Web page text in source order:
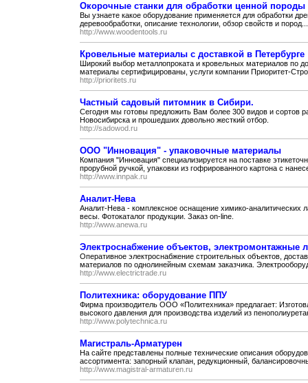
Окорочные станки для обработки ценной
Вы узнаете какое оборудование применяется для обработки
деревообработки, описание технологии, обзор свойств и пород...
http://www.woodentools.ru
Кровельные материалы с доставкой в Петербурге
Широкий выбор металлопроката и кровельных материалов по
материалы сертифицированы, услуги компании Приоритет-
http://prioritets.ru
Частный садовый питомник в Сибири.
Сегодня мы готовы предложить Вам более 300 видов и сортов
Новосибирска и прошедших довольно жесткий отбор.
http://sadowod.ru
ООО "Инновация" - упаковочные материалы
Компания "Инновация" специализируется на поставке
прорубной ручкой, упаковки из гофрированного картона с
http://www.innpak.ru
Аналит-Нева
Аналит-Нева - комплексное оснащение химико-аналитических
весы. Фотокаталог продукции. Заказ on-line.
http://www.anewa.ru
Электроснабжение объектов, электромонтажные
Оперативное электроснабжение строительных объектов,
материалов по однолинейным схемам заказчика.
http://www.electrictrade.ru
Политехника: оборудование ППУ
Фирма производитель ООО «Политехника» предлагает:
высокого давления для производства изделий из
http://www.polytechnica.ru
Магистраль-Арматурен
На сайте представлены полные технические описания
ассортимента: запорный клапан, редукционный,
http://www.magistral-armaturen.ru